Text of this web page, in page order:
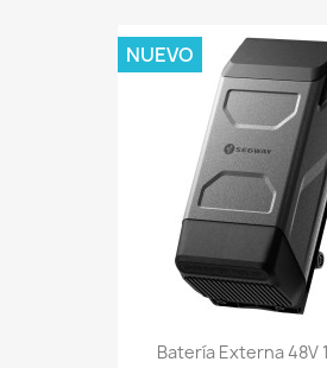
Batería Externa 48V
NUEVO